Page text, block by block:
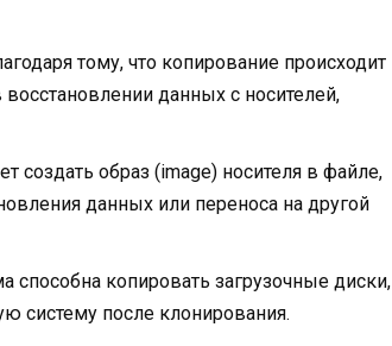
тому, что копирование происходит
данных с носителей,
создать образ (image) носителя в файле,
данных или переноса на другой
способна копировать загрузочные диски,
систему после клонирования.